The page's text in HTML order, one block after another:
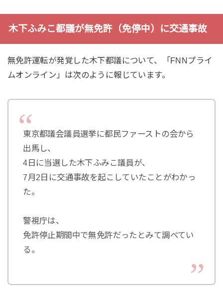
木下ふみこ都議が無免許（免停中）に交通事故
無免許運転が発覚した木下都議について、「FNNプライ
ムオンライン」は次のように報じています。
東京都議会議員選挙に都民ファーストの会から
出馬し、
4日に当選した木下ふみこ議員が、
7月2日に交通事故を起こしていたことがわかっ
た。
警視庁は、
免許停止期間中で無免許だったとみて調べてい
る。